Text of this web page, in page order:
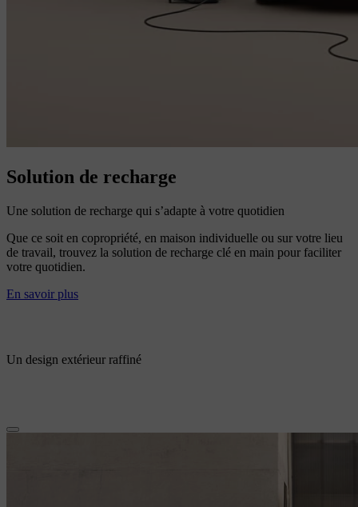
Solution de recharge
Une solution de recharge qui s’adapte à votre quotidien
Que ce soit en copropriété, en maison individuelle ou sur votre lieu
de travail, trouvez la solution de recharge clé en main pour faciliter
votre quotidien.
En savoir plus
Un design extérieur raffiné